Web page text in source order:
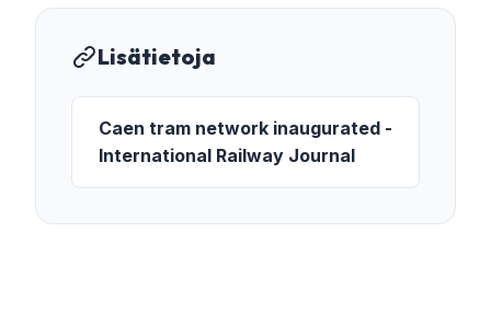
Lisätietoja
Caen tram network inaugurated -
International Railway Journal